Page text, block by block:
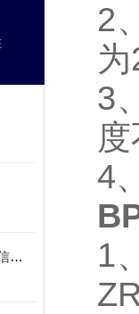
NC补偿导线确保工业自动化中热电偶信号的真实传递
2
3
4
1